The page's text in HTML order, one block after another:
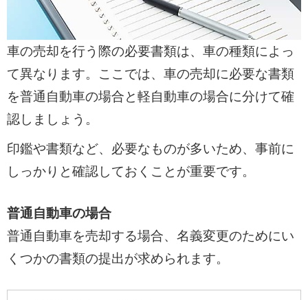
車の売却を行う際の必要書類は、車の種類によっ
て異なります。ここでは、車の売却に必要な書類
を普通自動車の場合と軽自動車の場合に分けて確
認しましょう。
印鑑や書類など、必要なものが多いため、事前に
しっかりと確認しておくことが重要です。
普通自動車の場合
普通自動車を売却する場合、名義変更のためにい
くつかの書類の提出が求められます。